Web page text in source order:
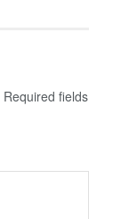
Required fields